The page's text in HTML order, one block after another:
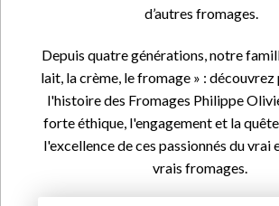
d’autres fromages.
Depuis quatre générations, notre
lait, la crème, le fromage » : découvrez
l'histoire des Fromages Philippe
forte éthique, l'engagement et la
l'excellence de ces passionnés du vrai
vrais fromages.